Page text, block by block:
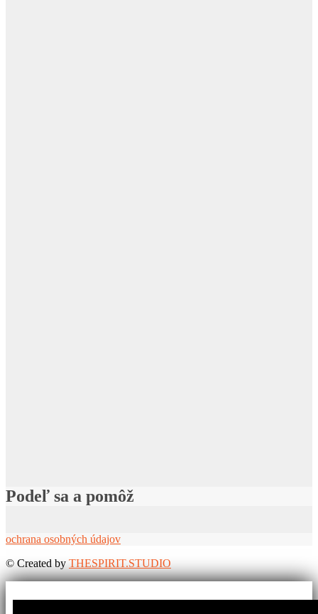
Podeľ sa a pomôž
ochrana osobných údajov
© Created by THESPIRIT.STUDIO